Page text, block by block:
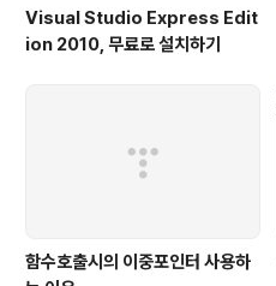
Visual Studio Express Edit
ion 2010, 무료로 설치하기
함수호출시의 이중포인터 사용하